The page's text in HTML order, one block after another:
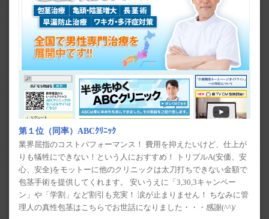
第１位（同率）ABCｸﾘﾆｯｸ
業界屈指のコストパフォーマンス！ 費用を抑えたいけど、仕上が
りも犠牲にできない！という人におすすめ！ トリプルA(安価、安
心、安全)をモットーに他のクリニックは太刀打ちできない金額で
包茎手術を提供してくれます。 安いうえに「3,30,3キャンペー
ン」や「学割」など割引も充実！ 涙が止まりません！ ちなみに管
理人の真性包茎はこちらでお世話になりました・・・感謝(^^)/